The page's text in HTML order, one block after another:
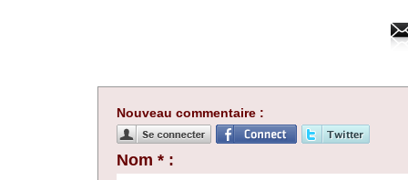
Nouveau commentaire :
Nom * :